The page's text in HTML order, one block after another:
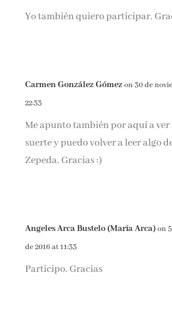
Yo también quiero participar.
Carmen González Gómezon 30 de
22:33
Me apunto también por aquí a ver
suerte y puedo volver a leer algo
Zepeda. Gracias :)
Angeles Arca Bustelo (María Arca)on
de 2016 at 11:33
Participo. Gracias